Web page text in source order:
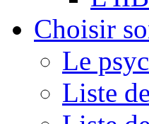
Choisir
Le
Liste